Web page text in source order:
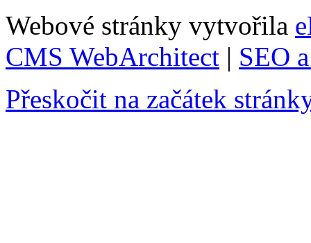
Webové stránky vytvořila
CMS WebArchitect | SEO
Přeskočit na začátek